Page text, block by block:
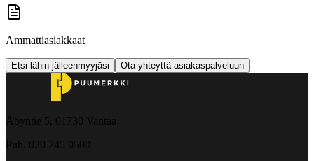
Ammattiasiakkaat
Etsi lähin jälleenmyyjäsi Ota yhteyttä asiakaspalveluun
Åbyntie 5, 01730 Vantaa
Puh. 020 745 0500